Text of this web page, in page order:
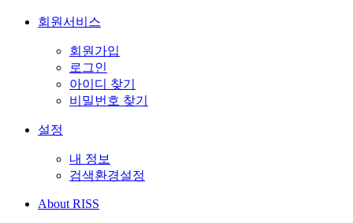
회원서비스
회원가입
로그인
아이디 찾기
비밀번호 찾기
설정
내 정보
검색환경설정
About RISS